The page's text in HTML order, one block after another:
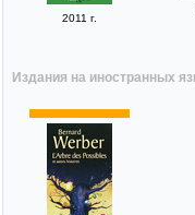
2011 г.
Издания на иностранных